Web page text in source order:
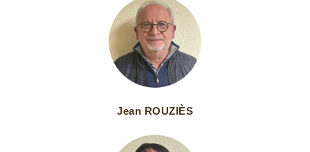
Jean ROUZIÈS